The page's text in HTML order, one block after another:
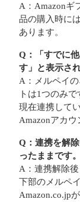
A：Amazonギ
品の購入時に
あります。
Q：「すでに
す」と表示さ
A：メルペイ
トは1つのみで
現在連携して
Amazonアカウ
Q：連携を解
ったままです
A：連携解除
下部のメルペ
Amazon.co.jp